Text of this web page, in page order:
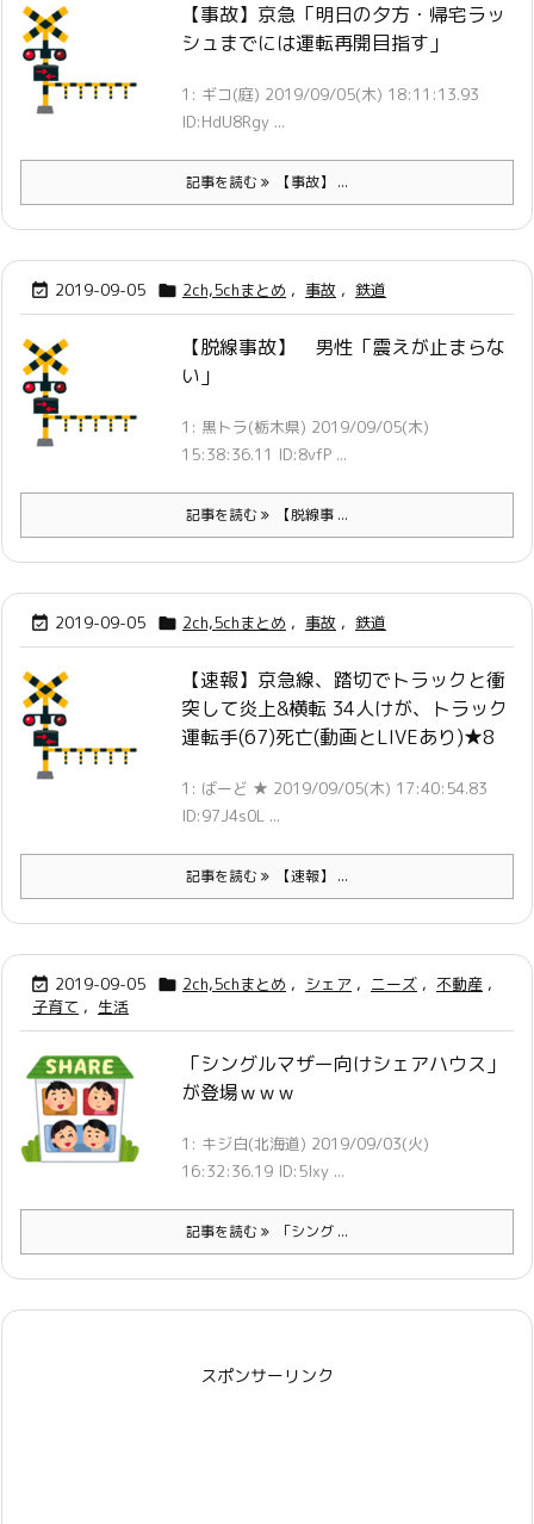
【事故】京急「明日の夕方・帰宅ラッ
シュまでには運転再開目指す」
1: ギコ(庭) 2019/09/05(木) 18:11:13.93
ID:HdU8Rgy ...
記事を読む 【事故】 ...
 2019-09-05  2ch,5chまとめ , 事故 , 鉄道
【脱線事故】 男性「震えが止まらな
い」
1: 黒トラ(栃木県) 2019/09/05(木)
15:38:36.11 ID:8vfP ...
記事を読む 【脱線事 ...
 2019-09-05  2ch,5chまとめ , 事故 , 鉄道
【速報】京急線、踏切でトラックと衝
突して炎上&横転 34人けが、トラック
運転手(67)死亡(動画とLIVEあり)★8
1: ばーど ★ 2019/09/05(木) 17:40:54.83
ID:97J4s0L ...
記事を読む 【速報】 ...
 2019-09-05  2ch,5chまとめ , シェア , ニーズ , 不動産 ,
子育て , 生活
「シングルマザー向けシェアハウス」
が登場ｗｗｗ
1: キジ白(北海道) 2019/09/03(火)
16:32:36.19 ID:5lxy ...
記事を読む 「シング ...
スポンサーリンク